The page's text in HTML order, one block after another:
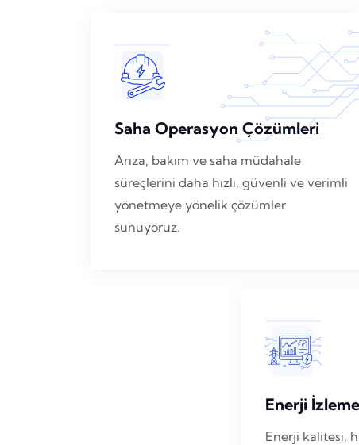
Saha Operasyon Çözümleri
Arıza, bakım ve saha müdahale
süreçlerini daha hızlı, güvenli ve verimli
yönetmeye yönelik çözümler
sunuyoruz.
Enerji
Enerji kalitesi,